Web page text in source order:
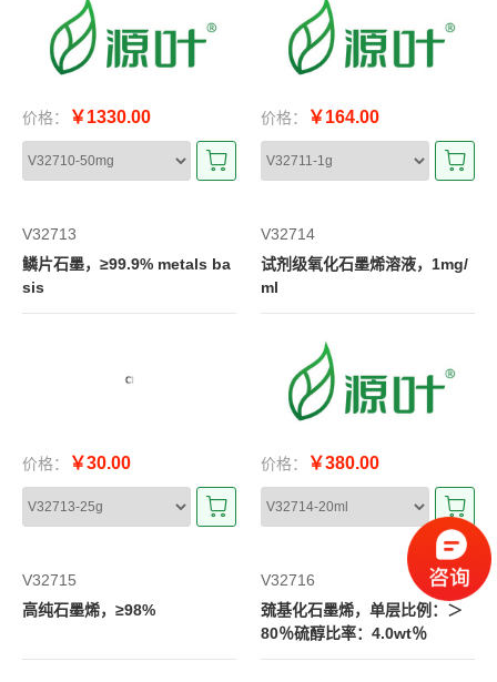
价格： ￥1330.00 价格： ￥164.00
V32713
鳞片石墨，≥99.9% metals ba
sis
价格： ￥30.00
V32714
试剂级氧化石墨烯溶液，1mg/
ml
价格： ￥380.00
V32715
高纯石墨烯，≥98%
V32716
巯基化石墨烯，单层比例：＞
80％硫醇比率：4.0wt％